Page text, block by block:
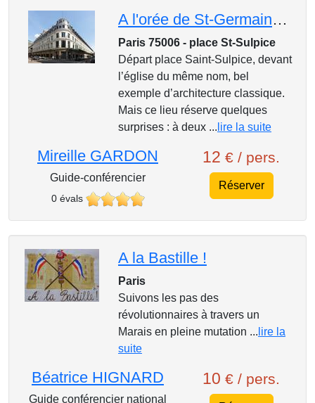
A l'orée de St-Germain-des-Prés
Paris 75006 - place St-Sulpice
Départ place Saint-Sulpice, devant
l’église du même nom, bel
exemple d’architecture classique.
Mais ce lieu réserve quelques
surprises : à deux ... lire la suite
Mireille GARDON
Guide-conférencier
0 évals
12 € / pers.
Réserver
A la Bastille !
Paris
Suivons les pas des
révolutionnaires à travers un
Marais en pleine mutation ... lire la
suite
Béatrice HIGNARD
Guide conférencier national
10 € / pers.